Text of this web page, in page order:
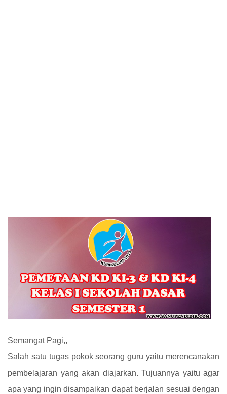
Semangat Pagi,,
Salah satu tugas pokok seorang guru yaitu merencanakan
pembelajaran yang akan diajarkan. Tujuannya yaitu agar
apa yang ingin disampaikan dapat berjalan sesuai dengan